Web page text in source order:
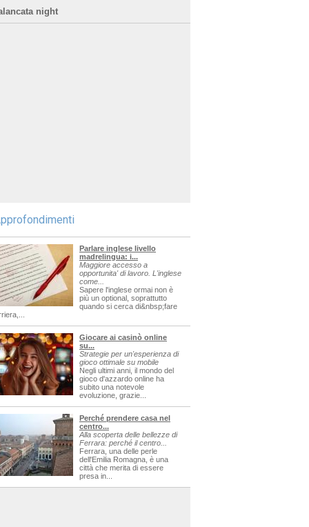
night
Parlare inglese livello
madrelingua: i...
Maggiore accesso a
opportunita' di lavoro. L'inglese
come...
Sapere l'inglese ormai non è
più un optional, soprattutto
quando si cerca di&nbsp;fare
Giocare ai casinò online
su...
Strategie per un'esperienza di
gioco ottimale su mobile
Negli ultimi anni, il mondo del
gioco d'azzardo online ha
subito una notevole
evoluzione, grazie...
Perché prendere casa nel
centro...
Alla scoperta delle bellezze di
Ferrara: perché il centro...
Ferrara, una delle perle
dell'Emilia Romagna, è una
città che merita di essere
presa in...